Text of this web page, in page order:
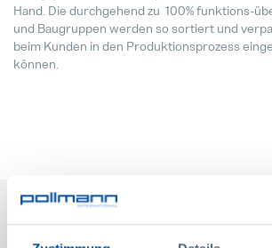
Hand. Die durchgehend zu 100% funktions-
und Baugruppen werden so sortiert und
beim Kunden in den Produktionsprozess
können.